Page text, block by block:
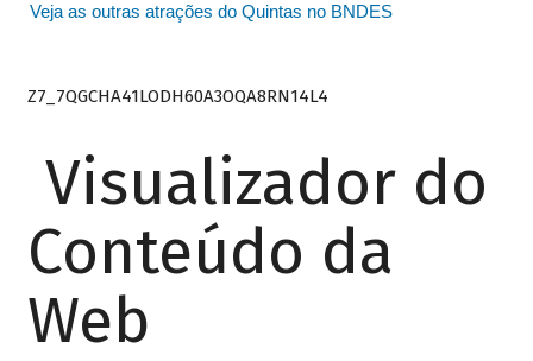
Veja as outras atrações do Quintas no BNDES
Z7_7QGCHA41LODH60A3OQA8RN14L4
Visualizador do
Conteúdo da
Web